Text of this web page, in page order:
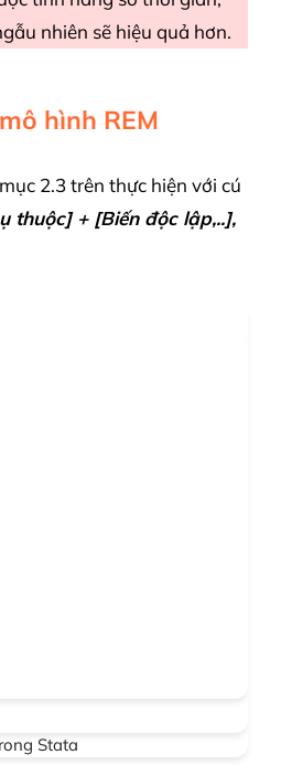
nhiên sẽ hiệu quả hơn.
hình REM
2.3 trên thực hiện với cú
thuộc] + [Biến độc lập,..],
Stata